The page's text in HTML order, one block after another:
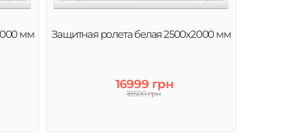
мм Защитная ролета белая 2500х2000 мм
16999 грн
18500 грн